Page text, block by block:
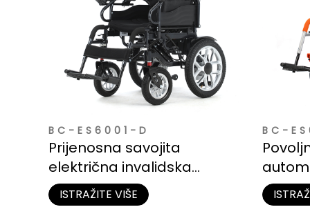
BC-ES6001-D
Prijenosna savojita
električna invalidska
količica od čelika
ISTRAŽITE VIŠE
BC-